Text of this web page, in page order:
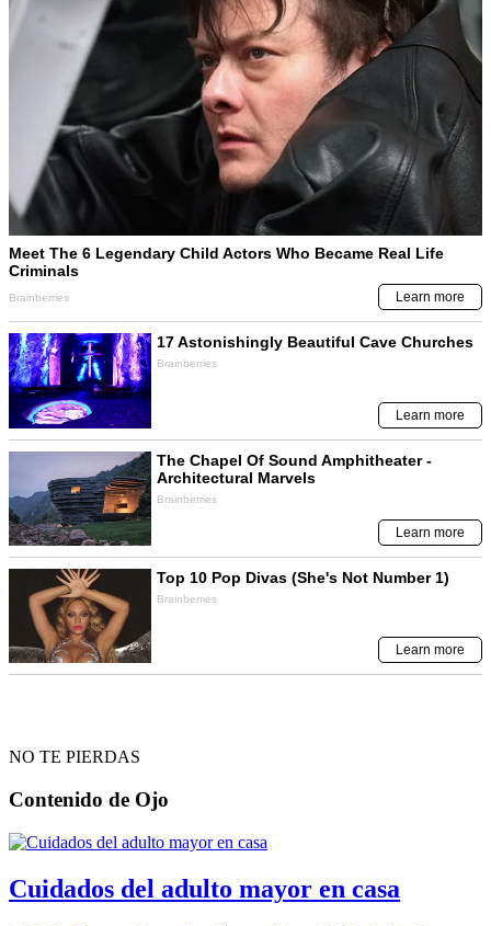
NO TE PIERDAS
Contenido de Ojo
Cuidados del adulto mayor en casa